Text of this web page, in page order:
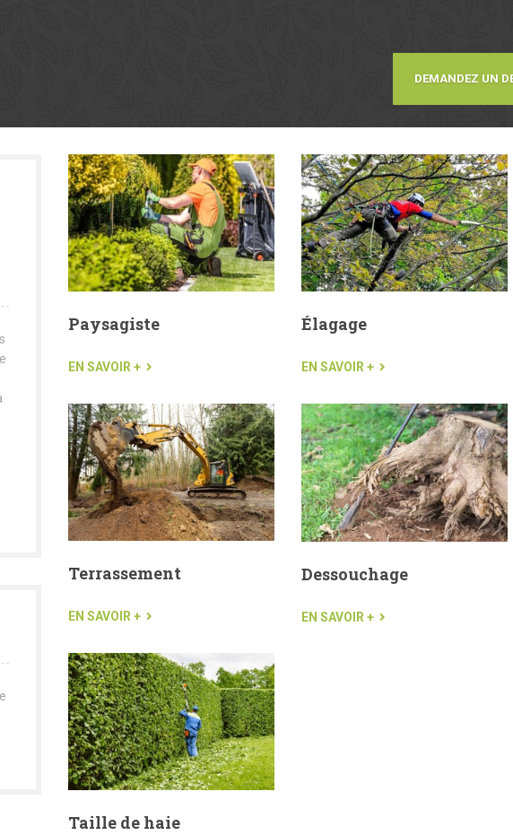
DEMANDEZ UN
Paysagiste
EN SAVOIR +
Terrassement
EN SAVOIR +
Taille de haie
Élagage
EN SAVOIR +
Dessouchage
EN SAVOIR +